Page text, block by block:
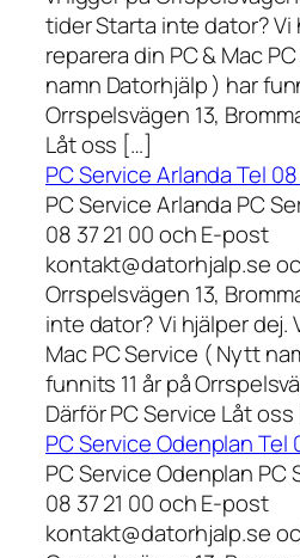
tider Starta inte dator? Vi
reparera din PC & Mac
namn Datorhjälp ) har
Orrspelsvägen 13,
Låt oss […]
PC Service Arlanda Tel 08
PC Service Arlanda PC
08 37 21 00 och E-post
kontakt@datorhjalp.se
Orrspelsvägen 13,
inte dator? Vi hjälper dej.
Mac PC Service ( Nytt
funnits 11 år på
Därför PC Service Låt
PC Service Odenplan Tel
PC Service Odenplan PC
08 37 21 00 och E-post
kontakt@datorhjalp.se